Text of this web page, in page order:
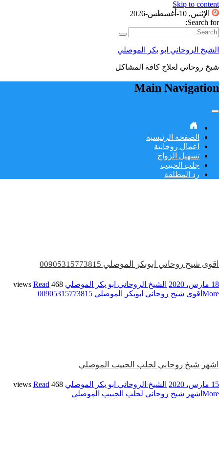
Skip to content
الإثنين, 10-أغسطس-2026
Search for:
الشيخ الروحاني ابو بكر الموصلي
شيخ روحاني لعلاج كافة المشاكل
Main Navigation
الصفحة الرئيسية
اعمال روحانية
تسهيل الزواج
جلب الحبيب
رد المطلقة
اقوى شيخ روحاني ابوبكر الموصلي 00905315773815
18 مارس، 2020 الشيخ الروحاني ابو بكر الموصلي 468 views
Read
More اقوى شيخ روحاني ابوبكر الموصلي 00905315773815
اشهر شيخ روحاني لجلب الحبيب الموصلي
15 مارس، 2020 الشيخ الروحاني ابو بكر الموصلي 468 views
Read
More اشهر شيخ روحاني لجلب الحبيب الموصلي